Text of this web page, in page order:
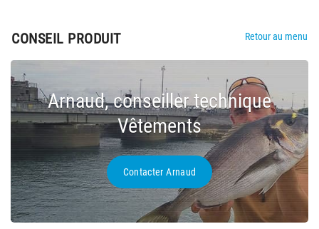
CONSEIL PRODUIT Retour au menu
Arnaud, conseiller technique
Vêtements
Contacter Arnaud